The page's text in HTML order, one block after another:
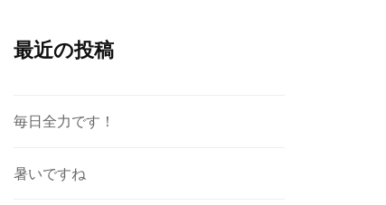
最近の投稿
毎日全力です！
暑いですね